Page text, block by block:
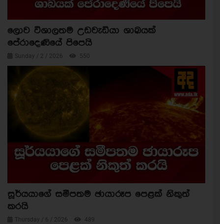
ලොව විශාලතම උඩවැඩියා ශාඛයක්
පේරාදෙණියේ පිපෙයි
Sunday / 2 / 2026 550
සූර්යයාගේ සමීපතම ඡායාරූප පෙළක් නිකුත්
කරයි
Thursday / 6 / 2026 489